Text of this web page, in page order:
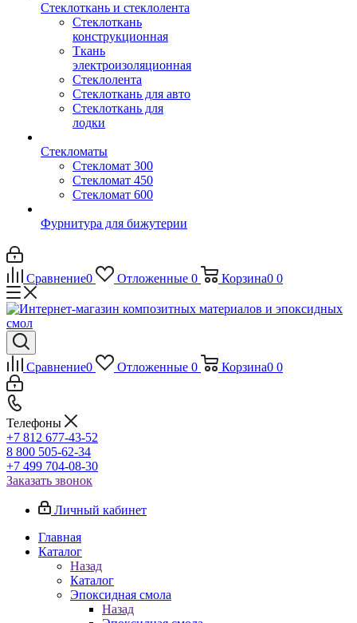
Стеклоткань и стеклолента
Стеклоткань
конструкционная
Ткань
электроизоляционная
Стеклолента
Стеклоткань для авто
Стеклоткань для
лодки
Стекломаты
Стекломат 300
Стекломат 450
Стекломат 600
Фурнитура для бижутерии
Сравнение0 Отложенные 0 Корзина0 0
Сравнение0 Отложенные 0 Корзина0 0
Телефоны
+7 812 677-43-52
8 800 505-62-34
+7 499 704-08-30
Заказать звонок
Личный кабинет
Главная
Каталог
Назад
Каталог
Эпоксидная смола
Назад